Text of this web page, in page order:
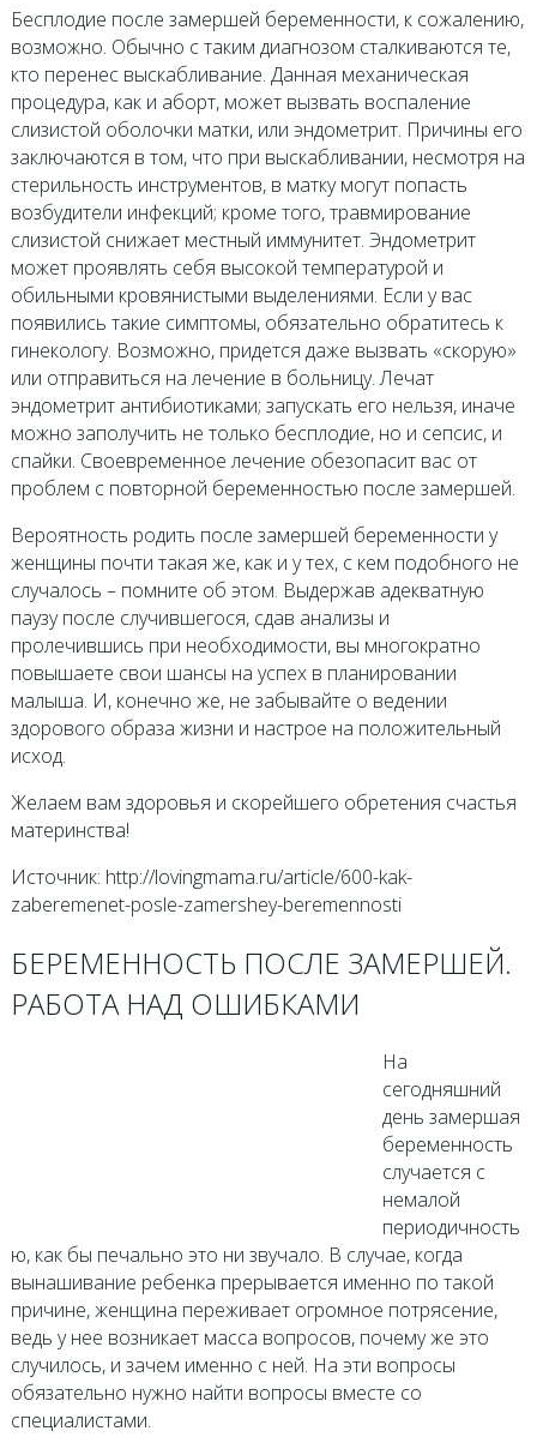
Бесплодие после замершей беременности, к сожалению,
возможно. Обычно с таким диагнозом сталкиваются те,
кто перенес выскабливание. Данная механическая
процедура, как и аборт, может вызвать воспаление
слизистой оболочки матки, или эндометрит. Причины его
заключаются в том, что при выскабливании, несмотря на
стерильность инструментов, в матку могут попасть
возбудители инфекций; кроме того, травмирование
слизистой снижает местный иммунитет. Эндометрит
может проявлять себя высокой температурой и
обильными кровянистыми выделениями. Если у вас
появились такие симптомы, обязательно обратитесь к
гинекологу. Возможно, придется даже вызвать «скорую»
или отправиться на лечение в больницу. Лечат
эндометрит антибиотиками; запускать его нельзя, иначе
можно заполучить не только бесплодие, но и сепсис, и
спайки. Своевременное лечение обезопасит вас от
проблем с повторной беременностью после замершей.
Вероятность родить после замершей беременности у
женщины почти такая же, как и у тех, с кем подобного не
случалось – помните об этом. Выдержав адекватную
паузу после случившегося, сдав анализы и
пролечившись при необходимости, вы многократно
повышаете свои шансы на успех в планировании
малыша. И, конечно же, не забывайте о ведении
здорового образа жизни и настрое на положительный
исход.
Желаем вам здоровья и скорейшего обретения счастья
материнства!
Источник: http://lovingmama.ru/article/600-kak-
zaberemenet-posle-zamershey-beremennosti
БЕРЕМЕННОСТЬ ПОСЛЕ ЗАМЕРШЕЙ.
РАБОТА НАД ОШИБКАМИ
На
сегодняшний
день замершая
беременность
случается с
немалой
периодичность
ю, как бы печально это ни звучало. В случае, когда
вынашивание ребенка прерывается именно по такой
причине, женщина переживает огромное потрясение,
ведь у нее возникает масса вопросов, почему же это
случилось, и зачем именно с ней. На эти вопросы
обязательно нужно найти вопросы вместе со
специалистами.